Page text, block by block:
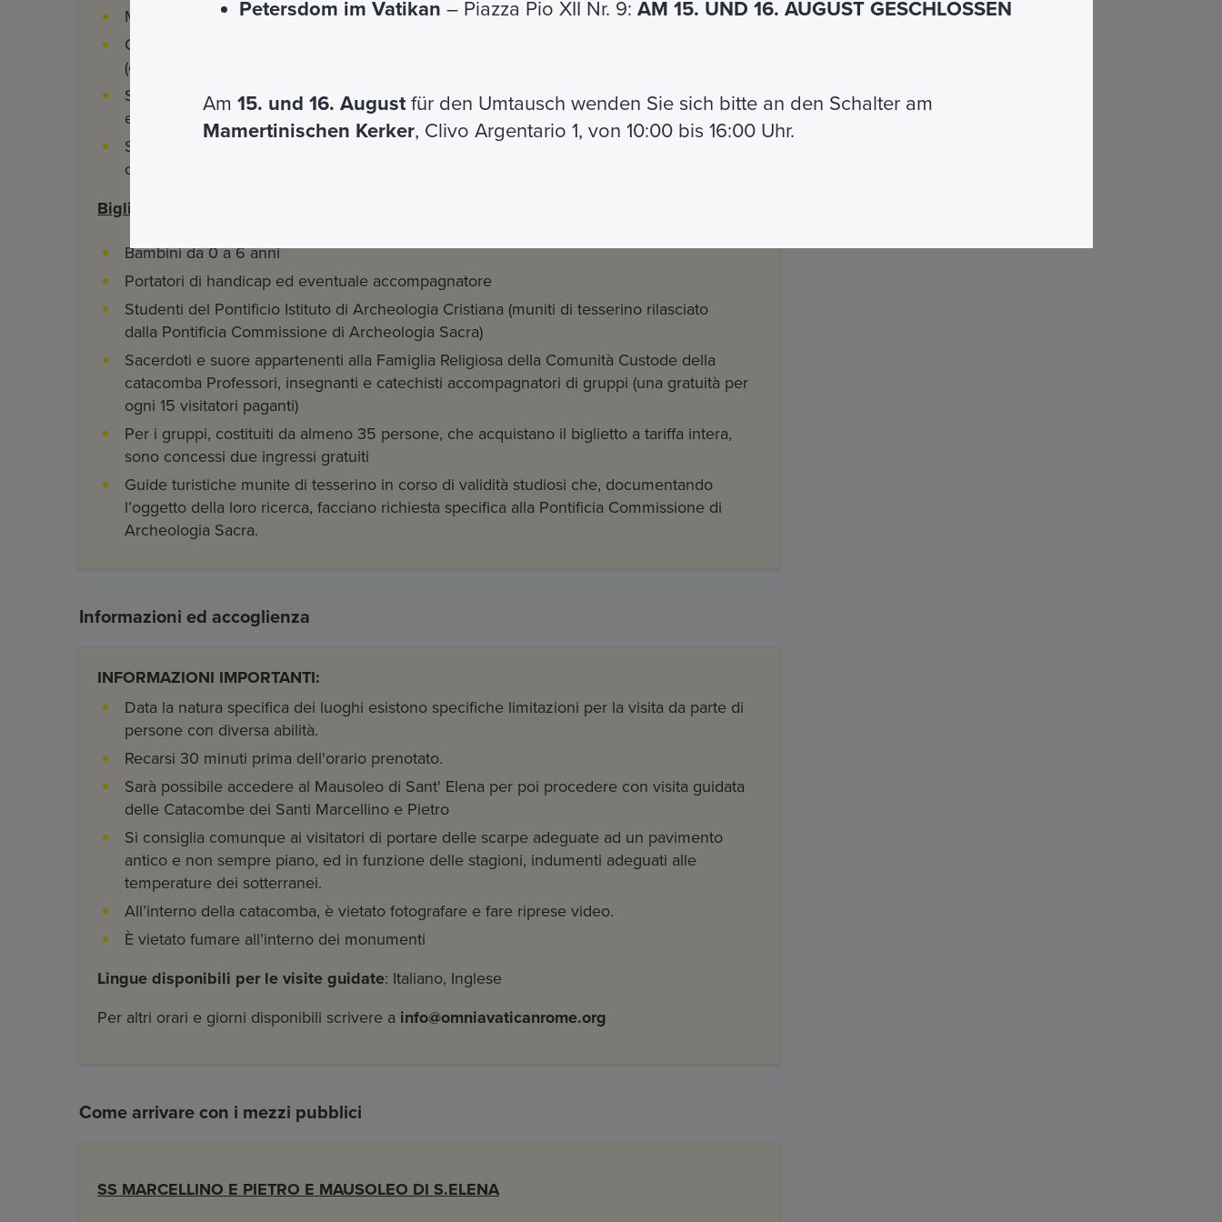
Minori di età compresa tra i 7 e i 16 anni
Gruppi costituiti da studenti appartenenti a scuole ed istituti, di primo e secondo grado
(età compresa tra 7 e 16 anni)
Studenti di archeologia, architettura, storia dell’arte e beni culturali sino ai 25 anni di
età compiuti, che si presentano con adeguata certificazione
Sacerdoti, religiosi e religiose, seminaristi e novizie, che si presentano con adeguata
certificazione
Biglietto gratuito
Bambini da 0 a 6 anni
Portatori di handicap ed eventuale accompagnatore
Studenti del Pontificio Istituto di Archeologia Cristiana (muniti di tesserino rilasciato
dalla Pontificia Commissione di Archeologia Sacra)
Sacerdoti e suore appartenenti alla Famiglia Religiosa della Comunità Custode della
catacomba Professori, insegnanti e catechisti accompagnatori di gruppi (una gratuità per
ogni 15 visitatori paganti)
Per i gruppi, costituiti da almeno 35 persone, che acquistano il biglietto a tariffa intera,
sono concessi due ingressi gratuiti
Guide turistiche munite di tesserino in corso di validità studiosi che, documentando
l’oggetto della loro ricerca, facciano richiesta specifica alla Pontificia Commissione di
Archeologia Sacra.
Informazioni ed accoglienza
INFORMAZIONI IMPORTANTI:
Data la natura specifica dei luoghi esistono specifiche limitazioni per la visita da parte di
persone con diversa abilità.
Recarsi 30 minuti prima dell'orario prenotato.
Sarà possibile accedere al Mausoleo di Sant' Elena per poi procedere con visita guidata
delle Catacombe dei Santi Marcellino e Pietro
Si consiglia comunque ai visitatori di portare delle scarpe adeguate ad un pavimento
antico e non sempre piano, ed in funzione delle stagioni, indumenti adeguati alle
temperature dei sotterranei.
All’interno della catacomba, è vietato fotografare e fare riprese video.
È vietato fumare all’interno dei monumenti
Lingue disponibili per le visite guidate: Italiano, Inglese
Per altri orari e giorni disponibili scrivere a info@omniavaticanrome.org
Come arrivare con i mezzi pubblici
SS MARCELLINO E PIETRO E MAUSOLEO DI S.ELENA
Petersdom im Vatikan – Piazza Pio XII Nr. 9: AM 15. UND 16. AUGUST GESCHLOSSEN
Am 15. und 16. August für den Umtausch wenden Sie sich bitte an den Schalter am
Mamertinischen Kerker, Clivo Argentario 1, von 10:00 bis 16:00 Uhr.